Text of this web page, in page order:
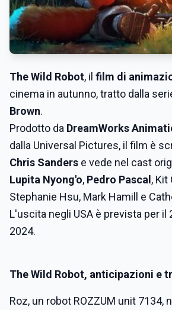
The Wild Robot, il film di
cinema in autunno, tratto dalla
Brown.
Prodotto da DreamWorks
dalla Universal Pictures, il film è
Chris Sanders e vede nel cast
Lupita Nyong'o, Pedro Pascal , Kit
Stephanie Hsu, Mark Hamill e
L'uscita negli USA è prevista per
2024.
The Wild Robot, anticipazioni e
Roz, un robot ROZZUM unit 7134,